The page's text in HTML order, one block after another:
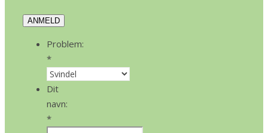
ANMELD
Problem:
*
Dit
navn:
*